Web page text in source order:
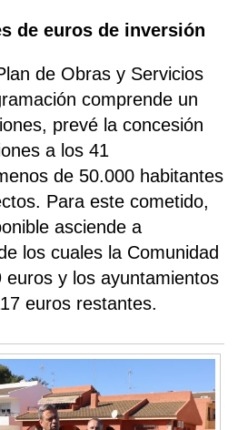
de euros de inversión
de Obras y Servicios
comprende un
prevé la concesión
a los 41
de 50.000 habitantes
Para este cometido,
asciende a
los cuales la Comunidad
euros y los ayuntamientos
euros restantes.